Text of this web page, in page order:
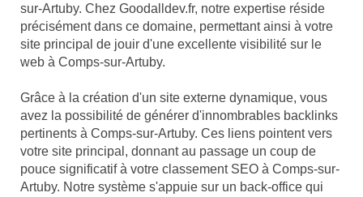
sur-Artuby. Chez Goodalldev.fr, notre expertise réside
précisément dans ce domaine, permettant ainsi à votre
site principal de jouir d'une excellente visibilité sur le
web à Comps-sur-Artuby.
Grâce à la création d'un site externe dynamique, vous
avez la possibilité de générer d'innombrables backlinks
pertinents à Comps-sur-Artuby. Ces liens pointent vers
votre site principal, donnant au passage un coup de
pouce significatif à votre classement SEO à Comps-sur-
Artuby. Notre système s'appuie sur un back-office qui